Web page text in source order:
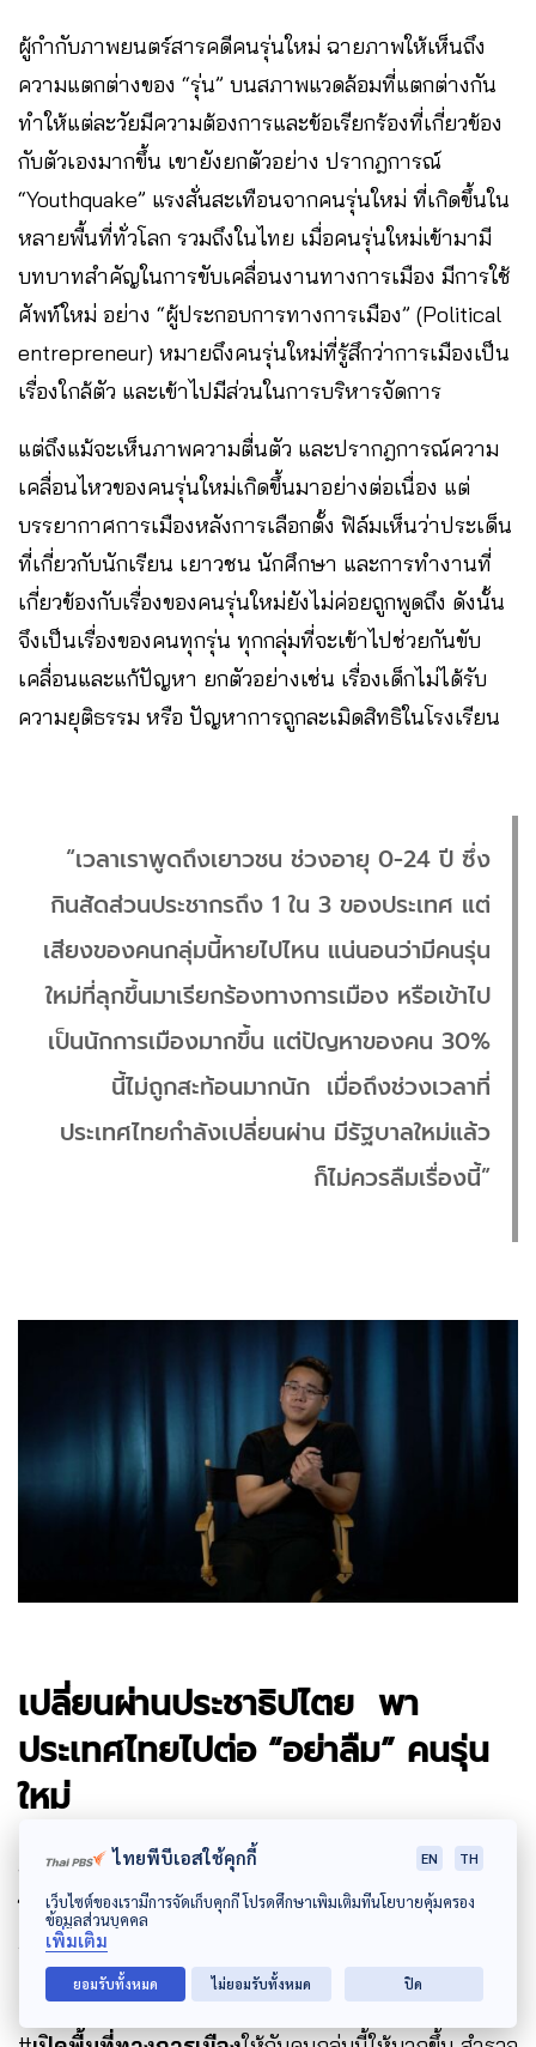
ผู้กำกับภาพยนตร์สารคดีคนรุ่นใหม่ ฉายภาพให้เห็นถึง
ความแตกต่างของ “รุ่น” บนสภาพแวดล้อมที่แตกต่างกัน
ทำให้แต่ละวัยมีความต้องการและข้อเรียกร้องที่เกี่ยวข้อง
กับตัวเองมากขึ้น เขายังยกตัวอย่าง ปรากฎการณ์
“Youthquake” แรงสั่นสะเทือนจากคนรุ่นใหม่ ที่เกิดขึ้นใน
หลายพื้นที่ทั่วโลก รวมถึงในไทย เมื่อคนรุ่นใหม่เข้ามามี
บทบาทสำคัญในการขับเคลื่อนงานทางการเมือง มีการใช้
ศัพท์ใหม่ อย่าง “ผู้ประกอบการทางการเมือง” (Political
entrepreneur) หมายถึงคนรุ่นใหม่ที่รู้สึกว่าการเมืองเป็น
เรื่องใกล้ตัว และเข้าไปมีส่วนในการบริหารจัดการ
แต่ถึงแม้จะเห็นภาพความตื่นตัว และปรากฎการณ์ความ
เคลื่อนไหวของคนรุ่นใหม่เกิดขึ้นมาอย่างต่อเนื่อง แต่
บรรยากาศการเมืองหลังการเลือกตั้ง ฟิล์มเห็นว่าประเด็น
ที่เกี่ยวกับนักเรียน เยาวชน นักศึกษา และการทำงานที่
เกี่ยวข้องกับเรื่องของคนรุ่นใหม่ยังไม่ค่อยถูกพูดถึง ดังนั้น
จึงเป็นเรื่องของคนทุกรุ่น ทุกกลุ่มที่จะเข้าไปช่วยกันขับ
เคลื่อนและแก้ปัญหา ยกตัวอย่างเช่น เรื่องเด็กไม่ได้รับ
ความยุติธรรม หรือ ปัญหาการถูกละเมิดสิทธิในโรงเรียน
“เวลาเราพูดถึงเยาวชน ช่วงอายุ 0-24 ปี ซึ่ง
กินสัดส่วนประชากรถึง 1 ใน 3 ของประเทศ แต่
เสียงของคนกลุ่มนี้หายไปไหน แน่นอนว่ามีคนรุ่น
ใหม่ที่ลุกขึ้นมาเรียกร้องทางการเมือง หรือเข้าไป
เป็นนักการเมืองมากขึ้น แต่ปัญหาของคน 30%
นี้ไม่ถูกสะท้อนมากนัก เมื่อถึงช่วงเวลาที่
ประเทศไทยกำลังเปลี่ยนผ่าน มีรัฐบาลใหม่แล้ว
ก็ไม่ควรลืมเรื่องนี้”
เปลี่ยนผ่านประชาธิปไตย พา
ประเทศไทยไปต่อ “อย่าลืม” คนรุ่น
ใหม่
ปรากฏการณ์ความตื่นตัวทางการเมืองของภาคประชาชน
โดยเฉพาะกลุ่มคนรุ่นใหม่ ที่เกิดขึ้นในช่วงที่ผ่านมา จนถึง
วันที่มีรัฐบาลใหม่ มี 3 เรื่องใหญ่ ที่ฟิล์มย้ำว่า “อย่าลืม”
เกี่ยวกับการผลักดันการทำงานด้านคนรุ่นใหม่ คือ
ไทยพีบีเอสใช้คุกกี้ EN TH
เว็บไซต์ของเรามีการจัดเก็บคุกกี้ โปรดศึกษาเพิ่มเติมที่นโยบายคุ้มครอง
ข้อมูลส่วนบุคคล
เพิ่มเติม
ยอมรับทั้งหมด ไม่ยอมรับทั้งหมด ปิด